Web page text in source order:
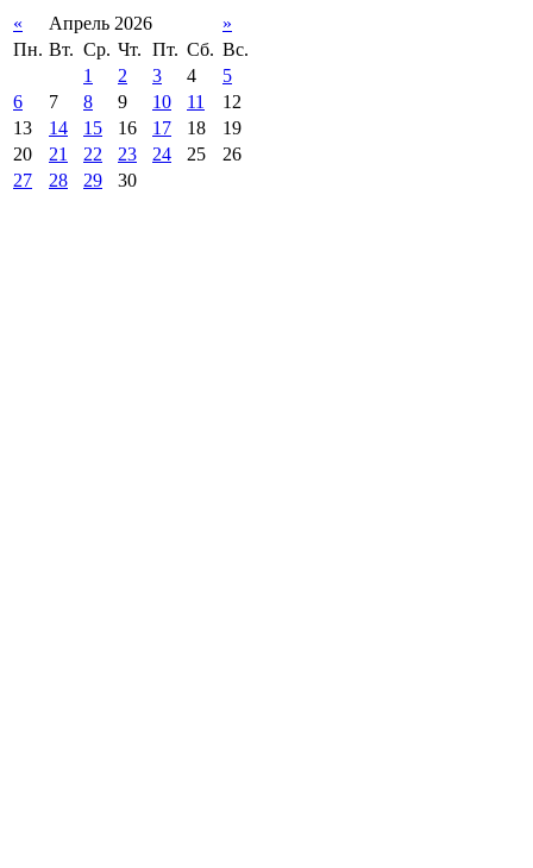
« Апрель 2026
»
Пн. Вт. Ср. Чт. Пт. Сб. Вс.
1
2 3 4
5
6
7 8 9 10 11
12
13
14 15 16 17 18
19
20
21 22 23 24 25
26
27
28 29 30